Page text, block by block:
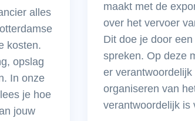
alles
kosten.
opslag
In onze
je hoe
jouw
maakt met de
over het vervoer
Dit doe je door
spreken. Op deze
er
organiseren van
verantwoordelijk is